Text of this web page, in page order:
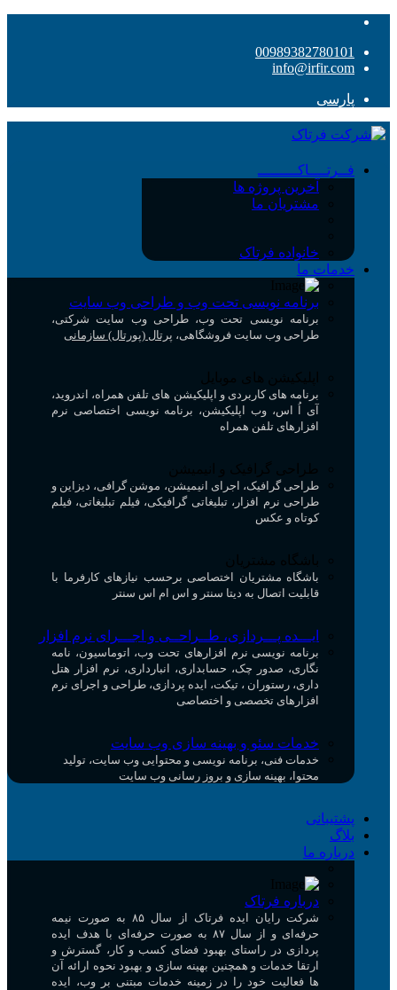
00989382780101
info@irfir.com
پارسی
فــرتــــاکـــــــــ
آخرین پروژه ها
مشتریان ما
خانواده فرتاک
خدمات ما
برنامه نویسی تحت وب و طراحی وب سایت
برنامه نویسی تحت وب، طراحی وب سایت شرکتی،
طراحی وب سایت فروشگاهی، پرتال (پورتال) سازمانی
اپلیکیشن های موبایل
برنامه های کاربردی و اپلیکیشن های تلفن همراه، اندروید،
آی اُ اس، وب اپلیکیشن، برنامه نویسی اختصاصی نرم
افزارهای تلفن همراه
طراحی گرافیک و انیمیشن
طراحی گرافیک، اجرای انیمیشن، موشن گرافی، دیزاین و
طراحی نرم افزار، تبلیغاتی گرافیکی، فیلم تبلیغاتی، فیلم
کوتاه و عکس
باشگاه مشتریان
باشگاه مشتریان اختصاصی برحسب نیازهای کارفرما با
قابلیت اتصال به دیتا سنتر و اس ام اس سنتر
ایـــده پـــردازی، طــراحــی و اجـــرای نرم افزار
برنامه نویسی نرم افزارهای تحت وب، اتوماسیون، نامه
نگاری، صدور چک، حسابداری، انبارداری، نرم افزار هتل
داری، رستوران ، تیکت، ایده پردازی، طراحی و اجرای نرم
افزارهای تخصصی و اختصاصی
خدمات سئو و بهینه سازی وب سایت
خدمات فنی، برنامه نویسی و محتوایی وب سایت، تولید
محتوا، بهینه سازی و بروز رسانی وب سایت
پشتیبانی
بلاگ
درباره ما
درباره فرتاک
شرکت رایان ایده فرتاک از سال ۸۵ به صورت نیمه
حرفه‌ای و از سال ۸۷ به صورت حرفه‌ای با هدف ایده
پردازی در راستای بهبود فضای کسب و کار، گسترش و
ارتقا خدمات و همچنین بهینه سازی و بهبود نحوه ارائه آن
ها فعالیت خود را در زمینه خدمات مبتنی بر وب، ایده